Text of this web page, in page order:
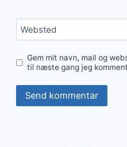
Websted
Gem mit navn, mail og
til næste gang jeg